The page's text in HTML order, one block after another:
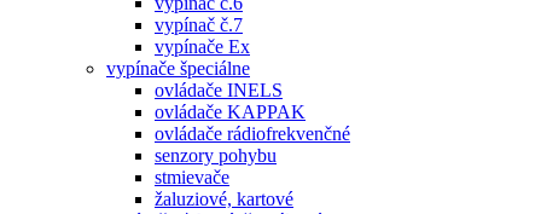
vypínač č.7
vypínače Ex
vypínače špeciálne
ovládače INELS
ovládače KAPPAK
ovládače rádiofrekvenčné
senzory pohybu
stmievače
žaluziové, kartové